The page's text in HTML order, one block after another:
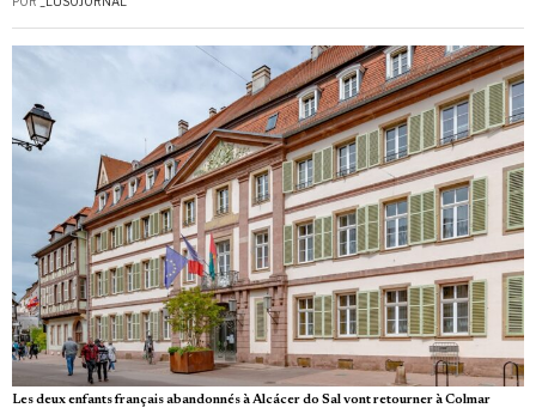
Les deux enfants français abandonnés à Alcácer do Sal vont retourner à Colmar